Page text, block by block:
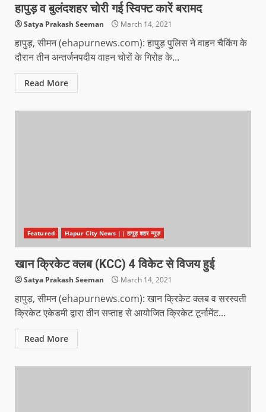
हापुड़ व बुलंदशहर चोरी गई स्विफ्ट कारें बरामद
Satya Prakash Seeman March 14, 2021
हापुड़, सीमन (ehapurnews.com): हापुड़ पुलिस ने वाहन चैकिंग के
दौरान तीन अन्तर्जनपदीय वाहन चोरों के गिरोह के...
Read More
Featured Hapur City News || हापुड़ शहर न्यूज़
खान क्रिकेट क्लब (KCC) 4 विकेट से विजय हुई
Satya Prakash Seeman March 14, 2021
हापुड़, सीमन (ehapurnews.com): खान क्रिकेट क्लब व सरस्वती
क्रिकेट एकेडमी द्वारा तीन सप्ताह से आयोजित क्रिकेट टूर्नामेंट...
Read More